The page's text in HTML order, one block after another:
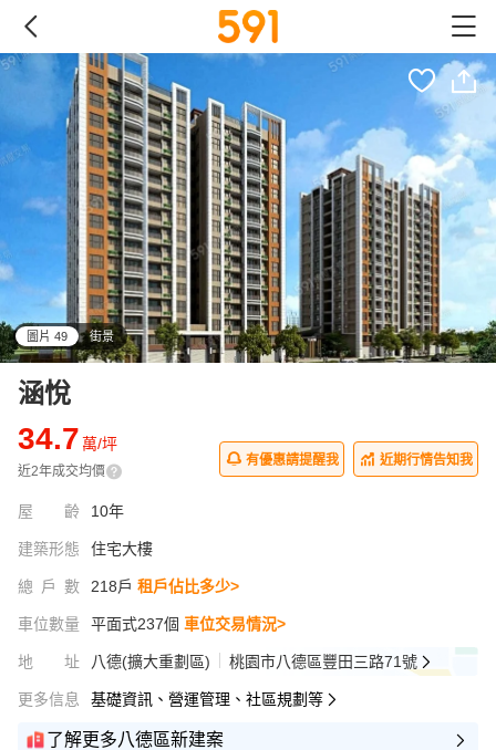
圖片 49 街景
涵悅
34.7萬/坪
近2年成交均價
有優惠請提醒我 近期行情告知我
屋齡 10年
建築形態 住宅大樓
總戶數 218戶 租戶佔比多少>
車位數量 平面式237個 車位交易情況>
地址 八德(擴大重劃區) 桃園市八德區豐田三路71號
更多信息 基礎資訊、營運管理、社區規劃等
了解更多八德區新建案